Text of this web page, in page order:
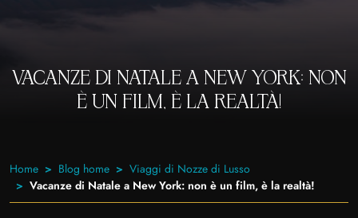
VACANZE DI NATALE A NEW YORK: NON
È UN FILM, È LA REALTÀ!
Home Blog home
Viaggi di Nozze di Lusso
Vacanze di Natale a New York: non è un film, è la realtà!